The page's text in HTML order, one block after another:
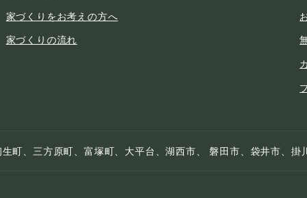
家づくりをお考えの方へ
家づくりの流れ
町、三方原町、富塚町、大平台、湖西市、 磐田市、袋井市、掛